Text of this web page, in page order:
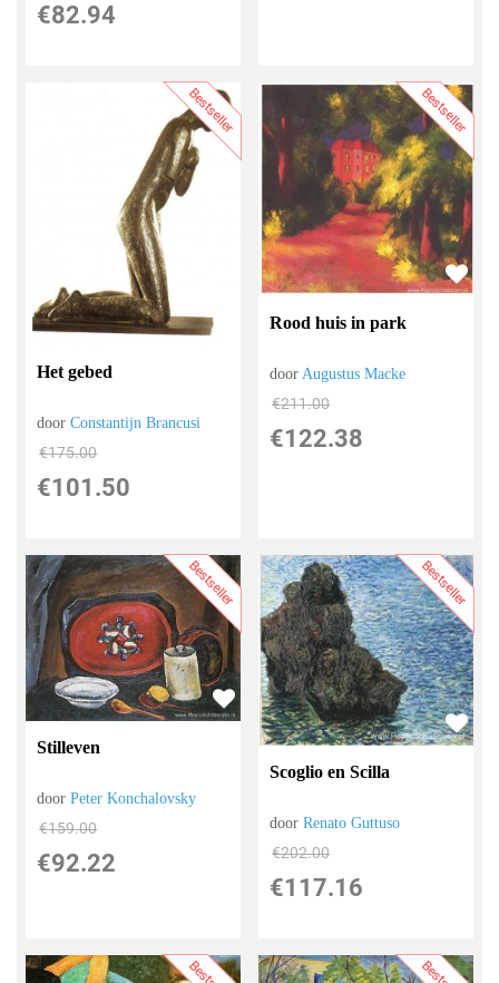
€82.94
Bestseller
Het gebed
doorConstantijn Brancusi
€175.00
€101.50
Bestseller
Rood huis in park
doorAugustus Macke
€211.00
€122.38
Bestseller
Stilleven
doorPeter Konchalovsky
€159.00
€92.22
Bestseller
Scoglio en Scilla
doorRenato Guttuso
€202.00
€117.16